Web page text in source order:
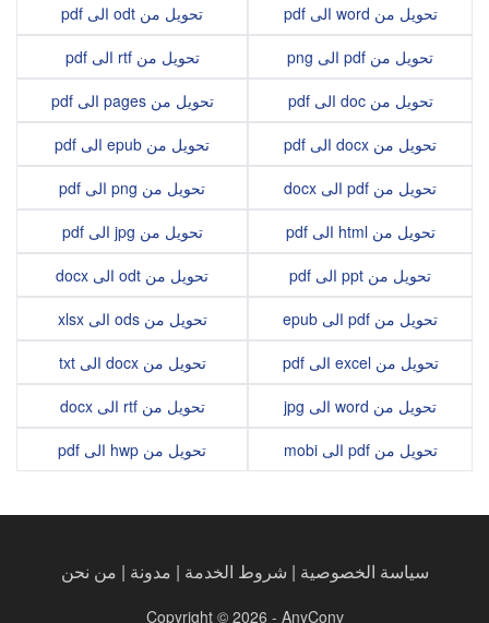
تحويل من word الى pdf
تحويل من pdf الى png
تحويل من doc الى pdf
تحويل من docx الى pdf
تحويل من pdf الى docx
تحويل من html الى pdf
تحويل من ppt الى pdf
تحويل من pdf الى epub
تحويل من excel الى pdf
تحويل من word الى jpg
تحويل من pdf الى mobi
تحويل من odt الى pdf
تحويل من rtf الى pdf
تحويل من pages الى pdf
تحويل من epub الى pdf
تحويل من png الى pdf
تحويل من jpg الى pdf
تحويل من odt الى docx
تحويل من ods الى xlsx
تحويل من docx الى txt
تحويل من rtf الى docx
تحويل من hwp الى pdf
سياسة الخصوصية | شروط الخدمة | مدونة | من نحن
Copyright © 2026 - AnyConv